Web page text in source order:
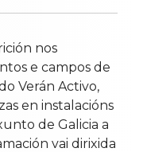
nos
e campos de
Verán Activo,
en instalacións
de Galicia a
vai dirixida